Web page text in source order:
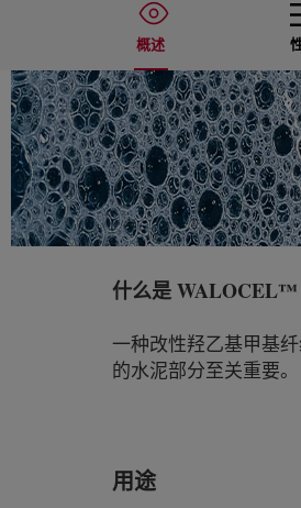
概述
什么是WALOCEL™
一种改性羟乙基甲基
的水泥部分至关重要。
用途